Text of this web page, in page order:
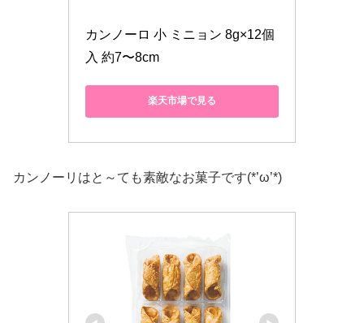
カンノーロ 小 ミニョン 8g×12個
入 約7〜8cm
楽天市場で見る
カンノーリはと～ても素敵なお菓子です(*’ω’*)